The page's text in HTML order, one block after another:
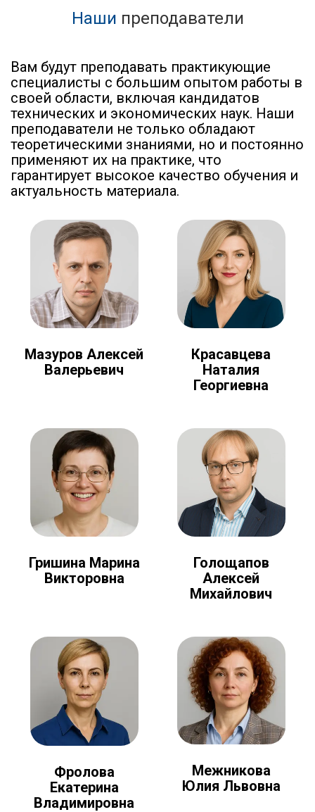
Наши преподаватели
Вам будут преподавать практикующие
специалисты с большим опытом работы в
своей области, включая кандидатов
технических и экономических наук. Наши
преподаватели не только обладают
теоретическими знаниями, но и постоянно
применяют их на практике, что
гарантирует высокое качество обучения и
актуальность материала.
Мазуров Алексей
Валерьевич
Красавцева
Наталия
Георгиевна
Гришина Марина
Викторовна
Голощапов
Алексей
Михайлович
Фролова
Екатерина
Владимировна
Межникова
Юлия Львовна